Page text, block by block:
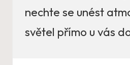
nechte se unést
světel přímo u vás